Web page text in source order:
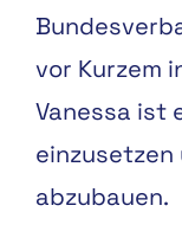
vor Kurzem
Vanessa ist
einzusetzen
abzubauen.